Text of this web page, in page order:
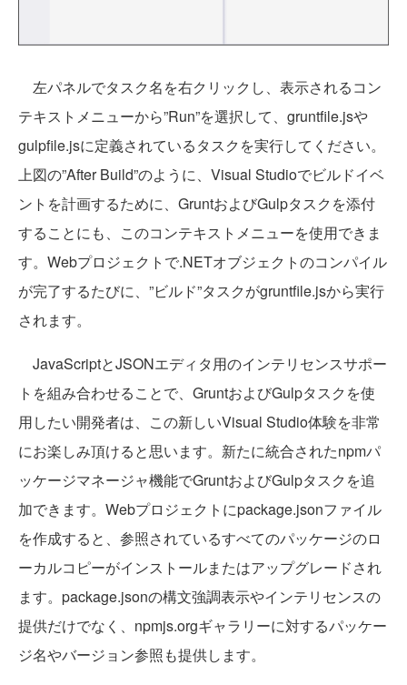
左パネルでタスク名を右クリックし、表示されるコン
テキストメニューから”Run”を選択して、gruntfile.jsや
gulpfile.jsに定義されているタスクを実行してください。
上図の”After Build”のように、Visual Studioでビルドイベ
ントを計画するために、GruntおよびGulpタスクを添付
することにも、このコンテキストメニューを使用できま
す。Webプロジェクトで.NETオブジェクトのコンパイル
が完了するたびに、”ビルド”タスクがgruntfile.jsから実行
されます。
JavaScriptとJSONエディタ用のインテリセンスサポー
トを組み合わせることで、GruntおよびGulpタスクを使
用したい開発者は、この新しいVisual Studio体験を非常
にお楽しみ頂けると思います。新たに統合されたnpmパ
ッケージマネージャ機能でGruntおよびGulpタスクを追
加できます。Webプロジェクトにpackage.jsonファイル
を作成すると、参照されているすべてのパッケージのロ
ーカルコピーがインストールまたはアップグレードされ
ます。package.jsonの構文強調表示やインテリセンスの
提供だけでなく、npmjs.orgギャラリーに対するパッケー
ジ名やバージョン参照も提供します。